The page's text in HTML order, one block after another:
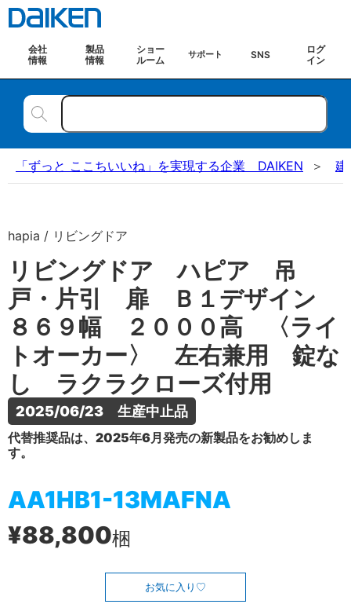
会社
情報
製品
情報
ショー
ルーム
サポート SNS
ログ
イン
「ずっと ここちいいね」を実現する企業 DAIKEN 建
hapia / リビングドア
リビングドア ハピア 吊
戸・片引 扉 Ｂ１デザイン
８６９幅 ２０００高 〈ライ
トオーカー〉 左右兼用 錠な
し ラクラクローズ付用
2025/06/23　生産中止品
代替推奨品は、2025年6月発売の新製品をお勧めしま
す。
AA1HB1-13MAFNA
¥88,800梱
お気に入り